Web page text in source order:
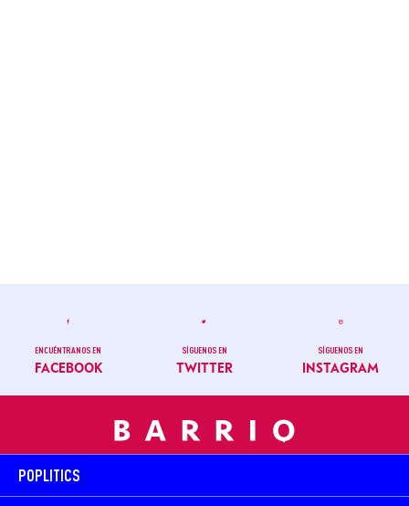
ENCUÉNTRANOS EN
FACEBOOK
SÍGUENOS EN
TWITTER
SÍGUENOS EN
INSTAGRAM
POPLITICS